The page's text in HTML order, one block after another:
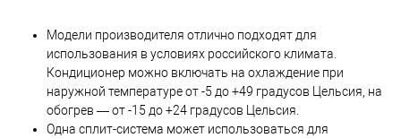
Модели производителя отлично подходят для
использования в условиях российского климата.
Кондиционер можно включать на охлаждение при
наружной температуре от -5 до +49 градусов Цельсия, на
обогрев — от -15 до +24 градусов Цельсия.
Одна сплит-система может использоваться для